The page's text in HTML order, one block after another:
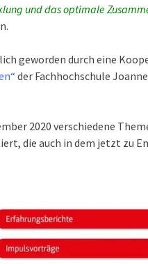
und das optimale
geworden durch eine
der Fachhochschule
2020 verschiedene
, die auch in dem jetzt zu